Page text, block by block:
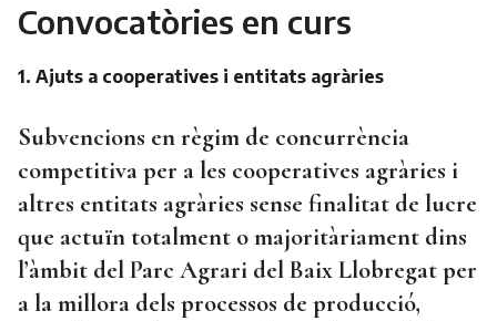
Convocatòries en curs
1. Ajuts a cooperatives i entitats agràries
Subvencions en règim de concurrència
competitiva per a les cooperatives agràries i
altres entitats agràries sense finalitat de lucre
que actuïn totalment o majoritàriament dins
l’àmbit del Parc Agrari del Baix Llobregat per
a la millora dels processos de producció,